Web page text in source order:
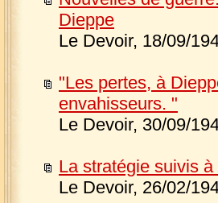
Dieppe
Le Devoir, 18/09/
"Les pertes, à
envahisseurs. "
Le Devoir, 30/09/
La stratégie suivis
Le Devoir, 26/02/